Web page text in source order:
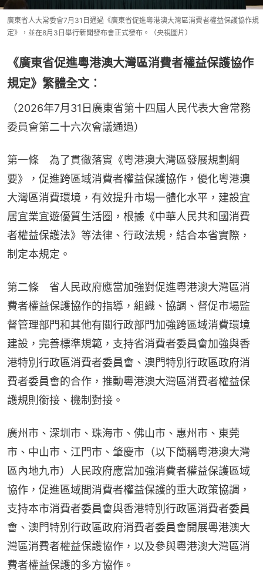
廣東省人大常委會7月31日通過《廣東省促進粵港澳大灣區消費者權益保護協作規
定》，並在8月3日舉行新聞發布會正式發布。（央視圖片）
《廣東省促進粵港澳大灣區消費者權益保護協作
規定》繁體全文︰
（2026年7月31日廣東省第十四屆人民代表大會常務
委員會第二十六次會議通過）
第一條　為了貫徹落實《粵港澳大灣區發展規劃綱
要》，促進跨區域消費者權益保護協作，優化粵港澳
大灣區消費環境，有效提升市場一體化水平，建設宜
居宜業宜遊優質生活圈，根據《中華人民共和國消費
者權益保護法》等法律、行政法規，結合本省實際，
制定本規定。
第二條　省人民政府應當加強對促進粵港澳大灣區消
費者權益保護協作的指導，組織、協調、督促市場監
督管理部門和其他有關行政部門加強跨區域消費環境
建設，完善標準規範，支持省消費者委員會加強與香
港特別行政區消費者委員會、澳門特別行政區政府消
費者委員會的合作，推動粵港澳大灣區消費者權益保
護規則銜接、機制對接。
廣州市、深圳市、珠海市、佛山市、惠州市、東莞
市、中山市、江門市、肇慶市（以下簡稱粵港澳大灣
區內地九市）人民政府應當加強消費者權益保護區域
協作，促進區域間消費者權益保護的重大政策協調，
支持本市消費者委員會與香港特別行政區消費者委員
會、澳門特別行政區政府消費者委員會開展粵港澳大
灣區消費者權益保護協作，以及參與粵港澳大灣區消
費者權益保護的多方協作。